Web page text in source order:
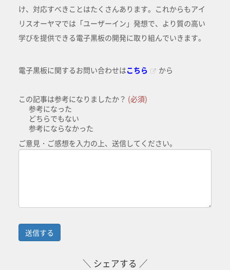
け、対応すべきことはたくさんあります。これからもアイ
リスオーヤマでは「ユーザーイン」発想で、より質の高い
学びを提供できる電子黒板の開発に取り組んでいきます。
電子黒板に関するお問い合わせはこちら から
この記事は参考になりましたか？ (必須)
参考になった
どちらでもない
参考にならなかった
ご意見・ご感想を入力の上、送信してください。
＼ シェアする ／